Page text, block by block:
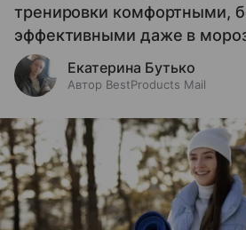
тренировки комфортными,
эффективными даже в
Екатерина Бутько
Автор BestProducts Mail